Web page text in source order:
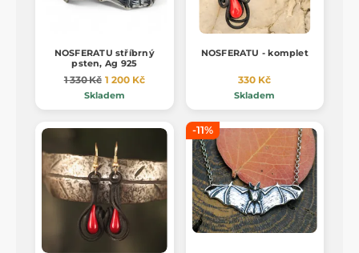
NOSFERATU stříbrný
psten, Ag 925
1 330 Kč 1 200 Kč
Skladem
NOSFERATU - komplet
330 Kč
Skladem
-11%